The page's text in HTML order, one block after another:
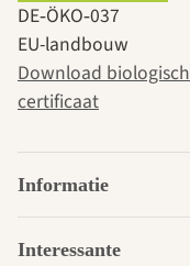
DE‑ÖKO‑037
EU-landbouw
Download biologisch
certificaat
Informatie
Interessante